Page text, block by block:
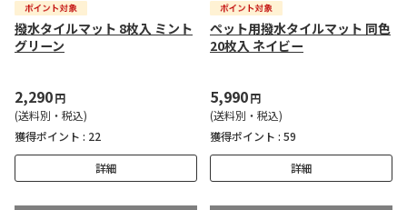
撥水タイルマット 8枚入 ミント
グリーン
2,290円
(送料別・税込)
獲得ポイント : 22
詳細
ペット用撥水タイルマット 同色
20枚入 ネイビー
5,990円
(送料別・税込)
獲得ポイント : 59
詳細